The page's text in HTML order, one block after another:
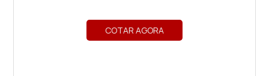
COTAR AGORA